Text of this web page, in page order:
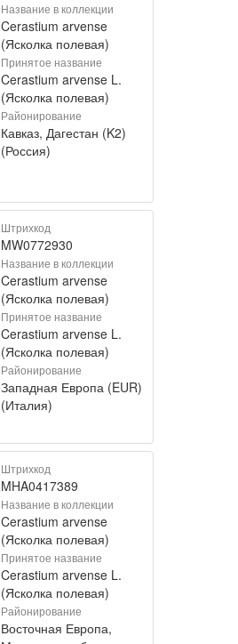
Название в коллекции
Cerastium arvense
(Ясколка полевая)
Принятое название
Cerastium arvense L.
(Ясколка полевая)
Районирование
Кавказ, Дагестан (K2)
(Россия)
Штрихкод
MW0772930
Название в коллекции
Cerastium arvense
(Ясколка полевая)
Принятое название
Cerastium arvense L.
(Ясколка полевая)
Районирование
Западная Европа (EUR)
(Италия)
Штрихкод
MHA0417389
Название в коллекции
Cerastium arvense
(Ясколка полевая)
Принятое название
Cerastium arvense L.
(Ясколка полевая)
Районирование
Восточная Европа,